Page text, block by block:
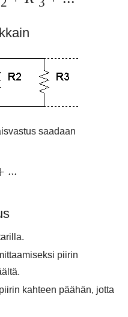
saadaan
piirin
kahteen päähän, jotta